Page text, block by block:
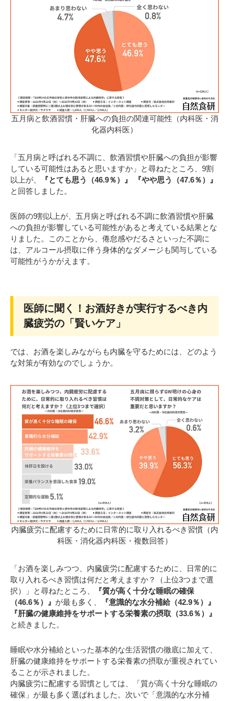
五月病と飲酒習慣・肝臓への負担の関連可能性（内科医・消
化器内科医）
「五月病と呼ばれる不調に、飲酒習慣や肝臓への負担が影響
している可能性はあると思いますか」と尋ねたところ、9割
以上が、
『とても思う（46.9％）』 『やや思う（47.6％）』
と回答しました。
医師の9割以上が、五月病と呼ばれる不調に飲酒習慣や肝臓
への負担が影響している可能性があると考えている結果とな
りました。このことから、倦怠感やだるさといった不調に
は、アルコール摂取に伴う身体的なダメージも関与している
可能性がうかがえます。
医師に聞く！お酒好きが実行するべき内
臓疲労の「賢いケア」
では、お酒を楽しみながらも内臓を守るためには、どのよう
な対策が有効なのでしょうか。
内臓疲労に配慮するために日常的に取り入れるべき習慣（内
科医・消化器内科医・複数回答）
「お酒を楽しみつつ、内臓疲労に配慮するために、日常的に
取り入れるべき習慣は何だと考えますか？（上位3つまで選
択）」と尋ねたところ、
『質が高く十分な睡眠の確保
（46.6％）』 が最も多く、
『意識的な水分補給（42.9％）』
『肝臓の健康維持をサポートする栄養素の摂取（33.6％）』
と続きました。
睡眠や水分補給といった基本的な生活習慣の徹底に加えて、
肝臓の健康維持をサポートする栄養素の摂取が重視されてい
ることが示されました。
内臓疲労に配慮する習慣としては、「質が高く十分な睡眠の
確保」が最も多く選ばれました。次いで「意識的な水分補